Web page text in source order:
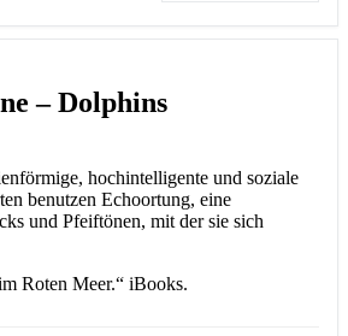
– Dolphins
hochintelligente und soziale
benutzen Echoortung, eine
und Pfeiftönen, mit der sie sich
Roten Meer.“ iBooks.